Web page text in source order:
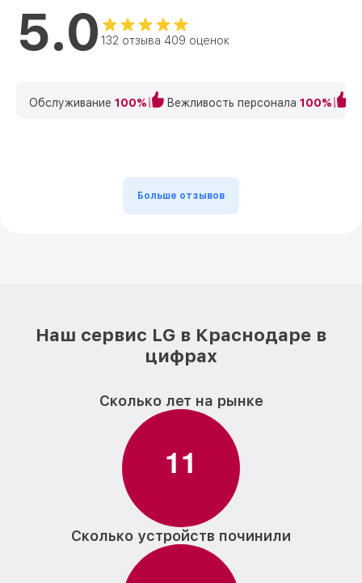
5.0 132 отзыва 409 оценок
Обслуживание 100% Вежливость персонала 100%
Больше отзывов
Наш сервис LG в Краснодаре в
цифрах
Сколько лет на рынке
11
Сколько устройств починили